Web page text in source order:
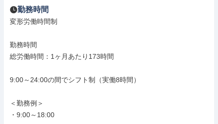
勤務時間
変形労働時間制
勤務時間
総労働時間：1ヶ月あたり173時間
9:00～24:00の間でシフト制（実働8時間）
＜勤務例＞
・9:00～18:00